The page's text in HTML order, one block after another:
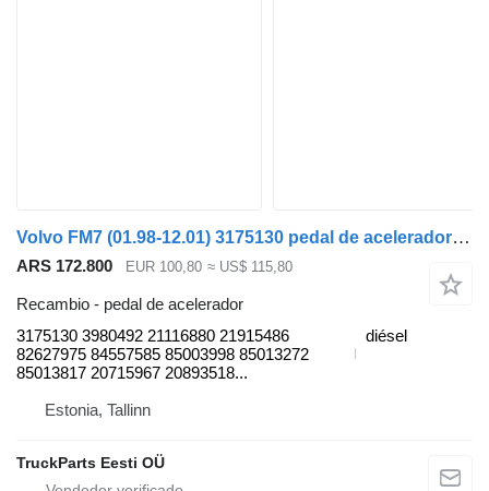
Volvo FM7 (01.98-12.01) 3175130 pedal de acelerador para Volvo FM7-FM12, FM, FMX (1998-2014) cabeza tractora
ARS 172.800 EUR 100,80 ≈ US$ 115,80
Recambio - pedal de acelerador
3175130 3980492 21116880 21915486
82627975 84557585 85003998 85013272
85013817 20715967 20893518...
diésel
Estonia, Tallinn
TruckParts Eesti OÜ